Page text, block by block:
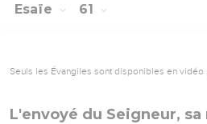
Esaïe 61
Seuls les Évangiles sont disponibles en vidéo
L'envoyé du Seigneur, sa